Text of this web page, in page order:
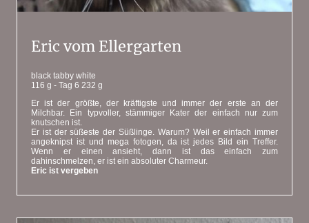
Eric vom Ellergarten
black tabby white
116 g - Tag 6 232 g
Er ist der größte, der kräftigste und immer der erste an der
Milchbar. Ein typvoller, stämmiger Kater der einfach nur zum
knutschen ist.
Er ist der süßeste der Süßlinge. Warum? Weil er einfach immer
angeknipst ist und mega fotogen, da ist jedes Bild ein Treffer.
Wenn er einen ansieht, dann ist das einfach zum
dahinschmelzen, er ist ein absoluter Charmeur.
Eric ist vergeben